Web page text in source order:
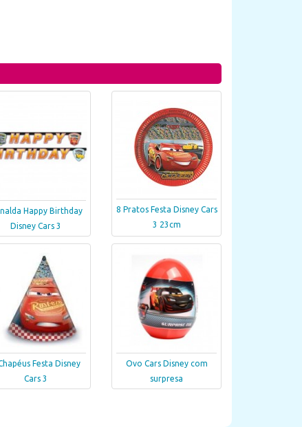
Happy Birthday
Disney Cars 3
8 Pratos Festa Disney Cars
3 23cm
Festa Disney
Cars 3
Ovo Cars Disney com
surpresa